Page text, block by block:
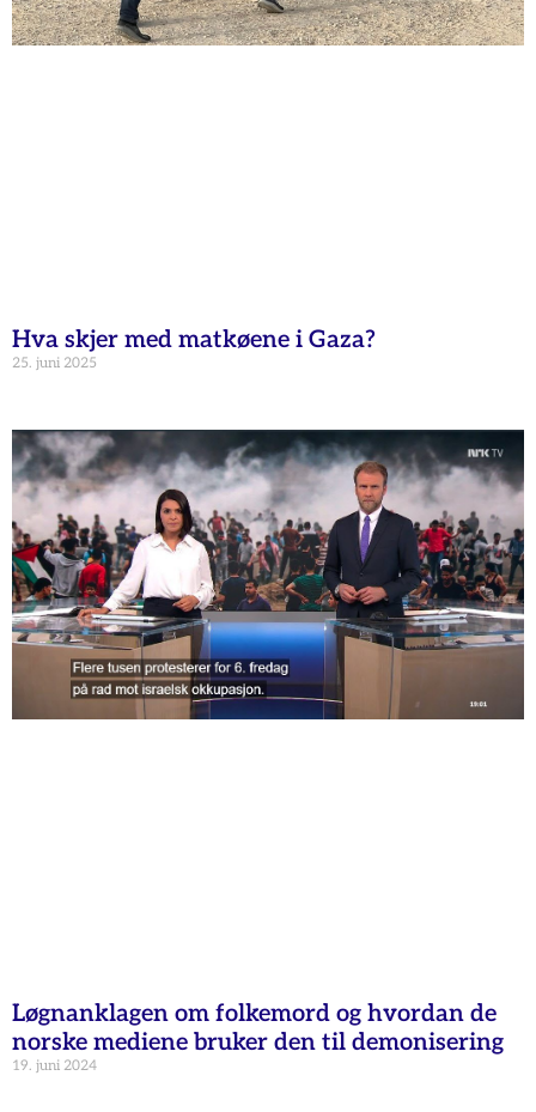
Hva skjer med matkøene i Gaza?
25. juni 2025
Løgnanklagen om folkemord og hvordan de
norske mediene bruker den til demonisering
19. juni 2024